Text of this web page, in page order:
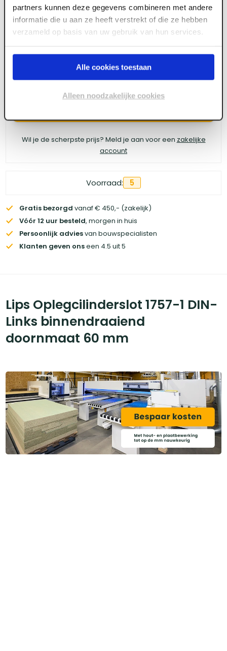
partners kunnen deze gegevens combineren met andere
informatie die u aan ze heeft verstrekt of die ze hebben
verzameld op basis van uw gebruik van hun services.
Alle cookies toestaan
Alleen noodzakelijke cookies
binnendraaiend doornmaat 60 mm
te krijgen tot de prijzen.
Wil je de scherpste prijs? Meld je aan voor een zakelijke
account
Voorraad: 5
Gratis bezorgd vanaf € 450,- (zakelijk)
Vóór 12 uur besteld, morgen in huis
Persoonlijk adviesvan bouwspecialisten
Klanten geven onseen 4.5 uit 5
Lips Oplegcilinderslot 1757-1 DIN-
Links binnendraaiend
doornmaat 60 mm